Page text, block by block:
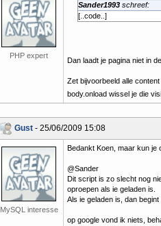
PHP expert
Sander1993 schreef:
[..code..]
Dan laadt je pagina niet in
Zet bijvoorbeeld alle
body.onload wissel je die
Gust - 25/06/2009 15:08
MySQL interesse
Bedankt Koen, maar kun je
@Sander
Dit script is zo slecht nog
oproepen als ie geladen is.
Als ie geladen is, dan
op google vond ik niets,